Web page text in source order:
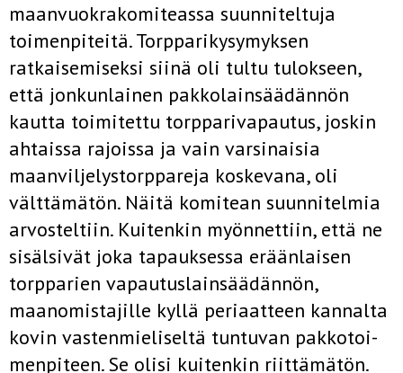
maanvuokrakomiteassa suunnitel­tuja
toimenpiteitä. Torpparikysymyksen
ratkaisemiseksi siinä oli tultu tulokseen,
että jonkunlainen pakkolainsäädännön
kautta toimitettu torpparivapautus, joskin
ahtaissa rajoissa ja vain varsinaisia
maanviljelystorppareja koskevana, oli
välttämätön. Näitä komitean suunnitel­mia
arvosteltiin. Kuitenkin myönnettiin, että ne
sisälsivät joka tapauk­sessa eräänlaisen
torpparien vapautuslainsäädännön,
maanomistajille kyllä periaatteen kannalta
kovin vastenmieliseltä tuntuvan pakkotoi­
menpiteen. Se olisi kuitenkin riittämätön.